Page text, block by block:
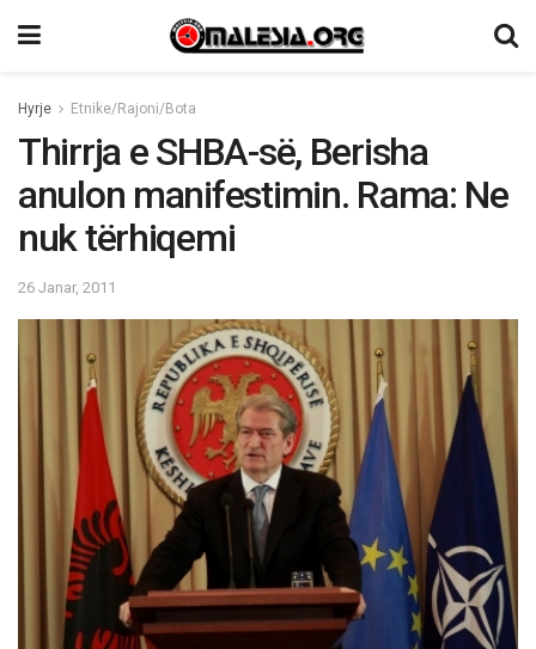
Hyrje Etnike/Rajoni/Bota
Thirrja e SHBA-së, Berisha
anulon manifestimin. Rama: Ne
nuk tërhiqemi
26 Janar, 2011